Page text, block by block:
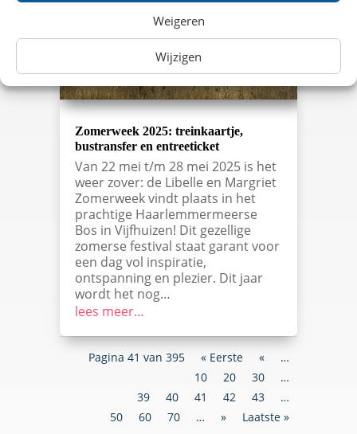
Weigeren
Wijzigen
Zomerweek 2025: treinkaartje,
bustransfer en entreeticket
Van 22 mei t/m 28 mei 2025 is het
weer zover: de Libelle en Margriet
Zomerweek vindt plaats in het
prachtige Haarlemmermeerse
Bos in Vijfhuizen! Dit gezellige
zomerse festival staat garant voor
een dag vol inspiratie,
ontspanning en plezier. Dit jaar
wordt het nog…
lees meer…
Pagina 41 van 395 « Eerste «
…
10
20 30
…
39
40 41 42 43
…
50
60 70 … » Laatste »